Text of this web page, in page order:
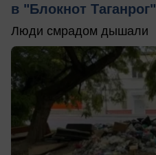
в "Блокнот Таганрог"
Люди смрадом дышали